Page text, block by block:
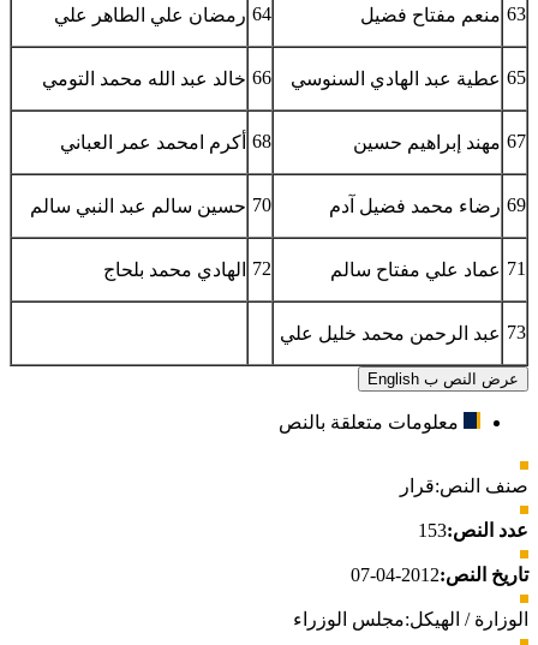
63 منعم مفتاح فضيل 64 رمضان علي الطاهر علي
65 عطية عبد الهادي السنوسي 66 خالد عبد الله محمد التومي
67 مهند إبراهيم حسين 68 أكرم امحمد عمر العباني
69 رضاء محمد فضيل آدم 70 حسين سالم عبد النبي سالم
71 عماد علي مفتاح سالم 72 الهادي محمد بلحاج
73 عبد الرحمن محمد خليل علي
عرض النص ب English
معلومات متعلقة بالنص
صنف النص:قرار
عدد النص:153
تاريخ النص:2012-04-07
الوزارة / الهيكل:مجلس الوزراء